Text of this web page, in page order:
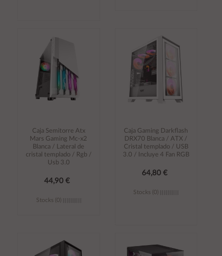
carrito
Caja Semitorre Atx
Mars Gaming Mc-x2
Blanca / Lateral de
cristal templado / Rgb /
Usb 3.0
44,90 €
Stocks (0)
carrito
Caja Gaming Darkflash
DRX70 Blanca / ATX /
Cristal templado / USB
3.0 / Incluye 4 Fan RGB
64,80 €
Stocks (0)
carrito